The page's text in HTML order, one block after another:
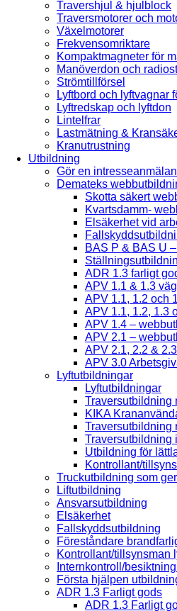
Travershjul & hjulblock
Traversmotorer och
Växelmotorer
Frekvensomriktare
Kompaktmagneter för
Manöverdon och
Strömtillförsel
Lyftbord och lyftvagnar
Lyftredskap och lyftdon
Lintelfrar
Lastmätning &
Kranutrustning
Utbildning
Gör en intresseanmälan
Demateks
Skotta säkert
Kvartsdamm-
Elsäkerhet vid
BAS P & BAS U
ADR 1.3 farligt
APV 1.1 & 1.3
APV 1.1, 1.2 och
APV 1.1, 1.2, 1.3
APV 1.4 –
APV 2.1 –
APV 2.1, 2.2 &
APV 3.0
Lyftutbildningar
Lyftutbildningar
Traversutbildning
KIKA
Traversutbildning
Traversutbildning
Utbildning för
Kontrollant/
Truckutbildning som
Liftutbildning
Ansvarsutbildning
Elsäkerhet
Fallskyddsutbildning
Föreståndare
Kontrollant/tillsynsman
Internkontroll/
Första hjälpen
ADR 1.3 Farligt gods
ADR 1.3 Farligt